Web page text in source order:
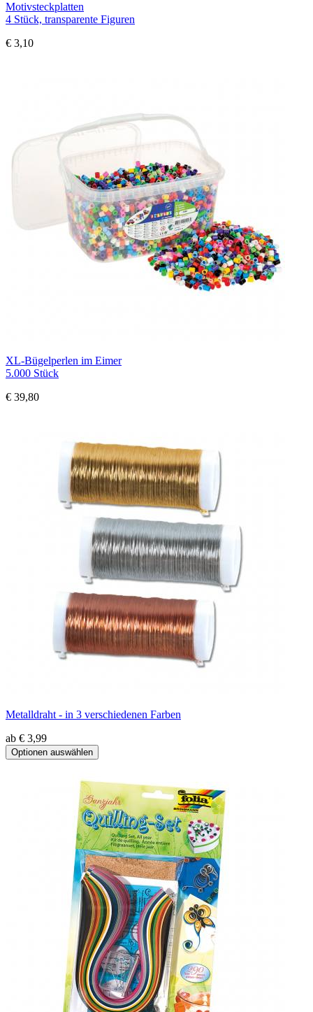
Motivsteckplatten
4 Stück, transparente Figuren
€ 3,10
XL-Bügelperlen im Eimer
5.000 Stück
€ 39,80
Metalldraht - in 3 verschiedenen Farben
ab € 3,99